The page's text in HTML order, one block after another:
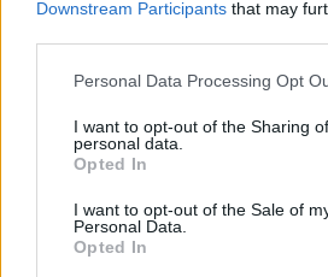
Downstream Participants that may
Please note that this website/app
not limited to your visit or usage
grant or deny consent to Google and
use your data for below specified
consent section.
Personal Data Processing Opt
I want to opt-out of the Sharing
personal data.
Opted In
I want to opt-out of the Sale of
Personal Data.
Opted In
χώρους της παραγωγής και
εργαζόμενους της Εταιρείας.
Λίγα λόγια για την εταιρία:
στη Στενή Ευβοίας,
αναπτύσσεται εξελικτικά στην
ανανεωμένη εταιρική υποδομή και
επιστημονική ομάδα στα ράφια